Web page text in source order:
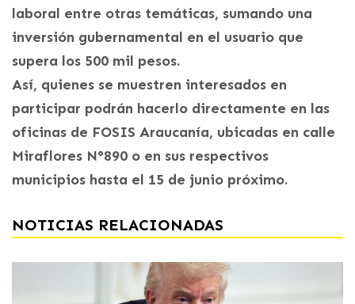
laboral entre otras temáticas, sumando una
inversión gubernamental en el usuario que
supera los 500 mil pesos.
Así, quienes se muestren interesados en
participar podrán hacerlo directamente en las
oficinas de FOSIS Araucanía, ubicadas en calle
Miraflores N°890 o en sus respectivos
municipios hasta el 15 de junio próximo.
NOTICIAS RELACIONADAS